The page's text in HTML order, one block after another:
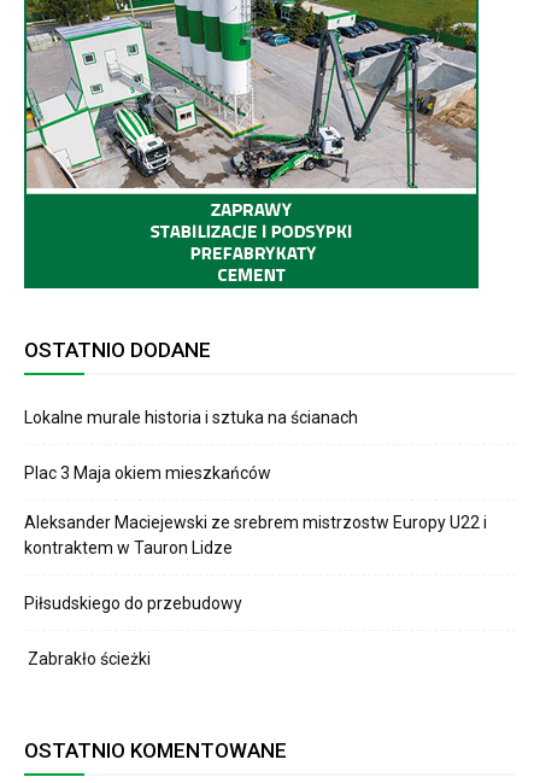
OSTATNIO DODANE
Lokalne murale historia i sztuka na ścianach
Plac 3 Maja okiem mieszkańców
Aleksander Maciejewski ze srebrem mistrzostw Europy U22 i
kontraktem w Tauron Lidze
Piłsudskiego do przebudowy
Zabrakło ścieżki
OSTATNIO KOMENTOWANE